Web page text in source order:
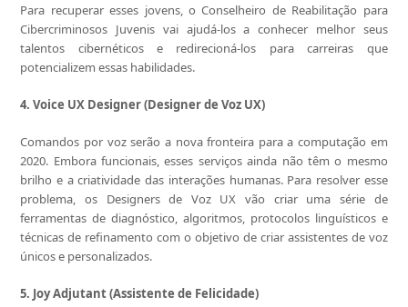
Para recuperar esses jovens, o Conselheiro de Reabilitação para
Cibercriminosos Juvenis vai ajudá-los a conhecer melhor seus
talentos cibernéticos e redirecioná-los para carreiras que
potencializem essas habilidades.
4. Voice UX Designer (Designer de Voz UX)
Comandos por voz serão a nova fronteira para a computação em
2020. Embora funcionais, esses serviços ainda não têm o mesmo
brilho e a criatividade das interações humanas. Para resolver esse
problema, os Designers de Voz UX vão criar uma série de
ferramentas de diagnóstico, algoritmos, protocolos linguísticos e
técnicas de refinamento com o objetivo de criar assistentes de voz
únicos e personalizados.
5. Joy Adjutant (Assistente de Felicidade)